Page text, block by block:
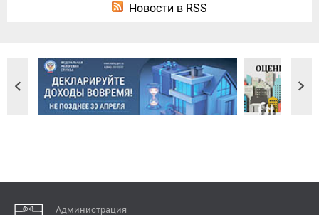
Новости в RSS
Администрация